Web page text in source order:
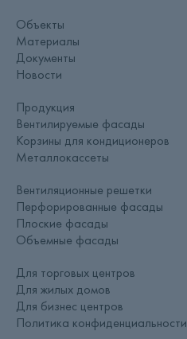
Объекты
Материалы
Документы
Новости
Продукция
Вентилируемые фасады
Корзины для кондиционеров
Металлокассеты
Вентиляционные решетки
Перфорированные фасады
Плоские фасады
Объемные фасады
Для торговых центров
Для жилых домов
Для бизнес центров
Политика конфиденциальности